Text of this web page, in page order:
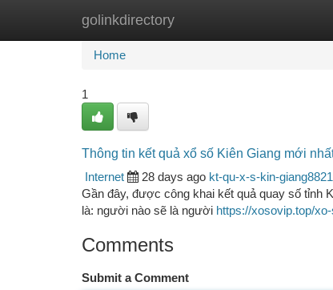
golinkdirectory
Home New Site Listings
Home
1
Thông tin kết quả xổ số Kiên Giang mới
Internet
28 days ago kt-qu-x-s-kin-
Gần đây, được công khai kết quả quay số tỉnh
là: người nào sẽ là người https://xosovip.top/
Comments
Submit a Comment